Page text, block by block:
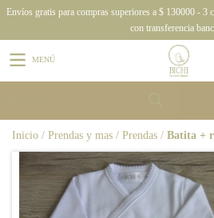
Envíos gratis para compras superiores a $ 130000 - 3
con transferencia
MENÚ
Inicio / Prendas y mas / Prendas / Batita +